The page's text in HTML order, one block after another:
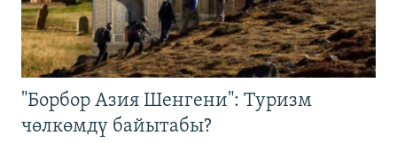
"Борбор Азия Шенгени": Туризм
чөлкөмдү байытабы?